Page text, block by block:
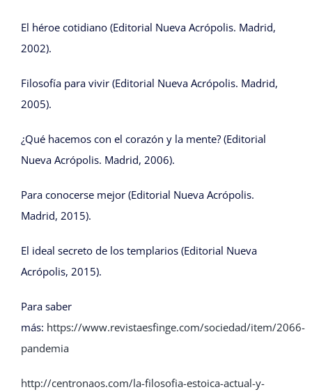
El héroe cotidiano (Editorial Nueva Acrópolis. Madrid,
2002).
Filosofía para vivir (Editorial Nueva Acrópolis. Madrid,
2005).
¿Qué hacemos con el corazón y la mente? (Editorial
Nueva Acrópolis. Madrid, 2006).
Para conocerse mejor (Editorial Nueva Acrópolis.
Madrid, 2015).
El ideal secreto de los templarios (Editorial Nueva
Acrópolis, 2015).
Para saber
más: https://www.revistaesfinge.com/sociedad/item/2066-
pandemia
http://centronaos.com/la-filosofia-estoica-actual-y-